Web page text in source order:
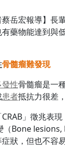
蔡岳宏報導】長
有藥物能達到與
骨髓瘤難發現
發性骨髓瘤是一
患者抵抗力很差
」徵兆表
（Bone
狀，但也不容